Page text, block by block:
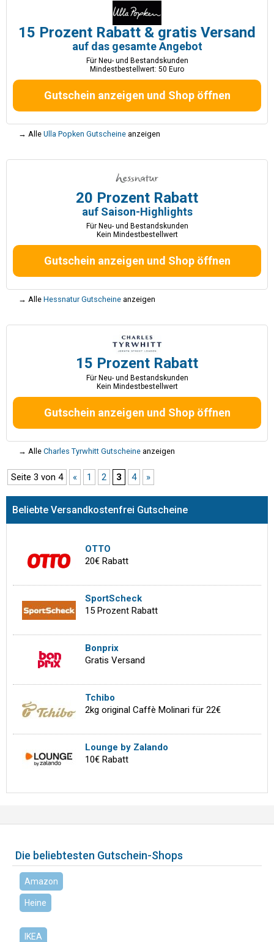
15 Prozent Rabatt & gratis Versand
auf das gesamte Angebot
Für Neu- und Bestandskunden
Mindestbestellwert: 50 Euro
Gutschein anzeigen und Shop öffnen
→ Alle Ulla Popken Gutscheine anzeigen
20 Prozent Rabatt
auf Saison-Highlights
Für Neu- und Bestandskunden
Kein Mindestbestellwert
Gutschein anzeigen und Shop öffnen
→ Alle Hessnatur Gutscheine anzeigen
15 Prozent Rabatt
Für Neu- und Bestandskunden
Kein Mindestbestellwert
Gutschein anzeigen und Shop öffnen
→ Alle Charles Tyrwhitt Gutscheine anzeigen
Seite 3 von 4 « 1 2 3 4 »
Beliebte Versandkostenfrei Gutscheine
OTTO
20€ Rabatt
SportScheck
15 Prozent Rabatt
Bonprix
Gratis Versand
Tchibo
2kg original Caffè Molinari für 22€
Lounge by Zalando
10€ Rabatt
Die beliebtesten Gutschein-Shops
Amazon
Heine
IKEA